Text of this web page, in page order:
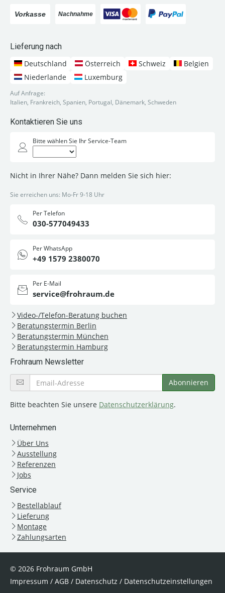
Lieferung nach
Deutschland
Österreich Schweiz
Belgien
Niederlande
Luxemburg
Auf Anfrage:
Italien, Frankreich, Spanien, Portugal, Dänemark, Schweden
Kontaktieren Sie uns
Bitte wählen Sie Ihr Service-Team
Nicht in Ihrer Nähe? Dann melden Sie sich hier:
Sie erreichen uns: Mo-Fr 9-18 Uhr
Per Telefon
030-577049433
Per WhatsApp
+49 1579 2380070
Per E-Mail
service@frohraum.de
Video-/Telefon-Beratung buchen
Beratungstermin Berlin
Beratungstermin München
Beratungstermin Hamburg
Frohraum Newsletter
Bitte beachten Sie unsere Datenschutzerklärung.
Unternehmen
Über Uns
Ausstellung
Referenzen
Jobs
Service
Bestellablauf
Lieferung
Montage
Zahlungsarten
© 2026 Frohraum GmbH
Impressum / AGB / Datenschutz / Datenschutzeinstellungen